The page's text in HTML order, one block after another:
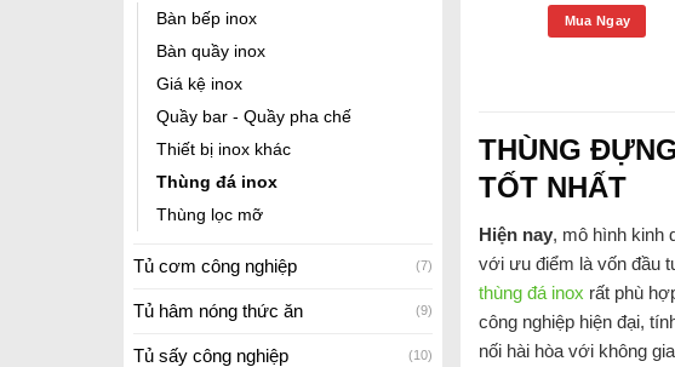
Bàn bếp inox
Bàn quầy inox
Giá kệ inox
Quầy bar - Quầy pha chế
Thiết bị inox khác
Thùng đá inox
Thùng lọc mỡ
Tủ cơm công nghiệp (7)
Tủ hâm nóng thức ăn (9)
Tủ sấy công nghiệp (10)
Mua Ngay
THÙNG
TỐT NHẤT
Hiện nay, mô hình kinh
với ưu điểm là vốn đầu
thùng đá inox rất phù
công nghiệp hiện đại,
nối hài hòa với không